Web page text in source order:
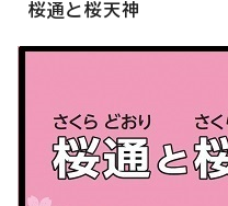
桜通と桜天神